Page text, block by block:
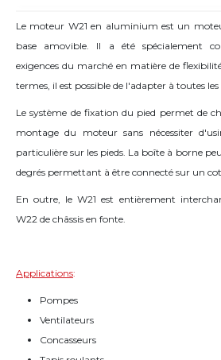
Le moteur W21 en aluminium est un
base amovible. Il a été spécialement
exigences du marché en matière de
termes, il est possible de l'adapter à toutes
Le système de fixation du pied permet de
montage du moteur sans nécessiter
particulière sur les pieds. La boîte à borne
degrés permettant à être connecté sur un
En outre, le W21 est entièrement
W22 de châssis en fonte.
Applications:
Pompes
Ventilateurs
Concasseurs